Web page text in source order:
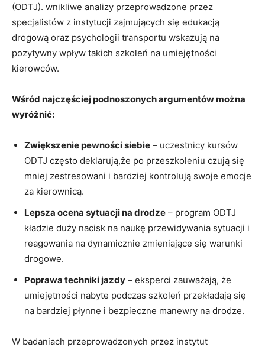
(ODTJ). wnikliwe analizy przeprowadzone przez
specjalistów z instytucji zajmujących się edukacją
drogową oraz psychologii transportu wskazują na
pozytywny wpływ takich szkoleń na umiejętności
kierowców.
Wśród najczęściej podnoszonych argumentów można
wyróżnić:
Zwiększenie pewności siebie – uczestnicy kursów
ODTJ często deklarują,że po przeszkoleniu czują się
mniej zestresowani i bardziej kontrolują swoje emocje
za kierownicą.
Lepsza ocena sytuacji na drodze – program ODTJ
kładzie duży nacisk na naukę przewidywania sytuacji i
reagowania na dynamicznie zmieniające się warunki
drogowe.
Poprawa techniki jazdy – eksperci zauważają, że
umiejętności nabyte podczas szkoleń przekładają się
na bardziej płynne i bezpieczne manewry na drodze.
W badaniach przeprowadzonych przez instytut